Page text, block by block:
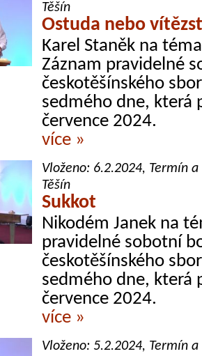
Těšín
Ostuda nebo
Karel Staněk na
Záznam pravidelné
českotěšínského
sedmého dne, která
července 2024.
více »
Vloženo: 6.2.2024, Termín
Těšín
Sukkot
Nikodém Janek na
pravidelné sobotní
českotěšínského
sedmého dne, která
července 2024.
více »
Vloženo: 5.2.2024, Termín